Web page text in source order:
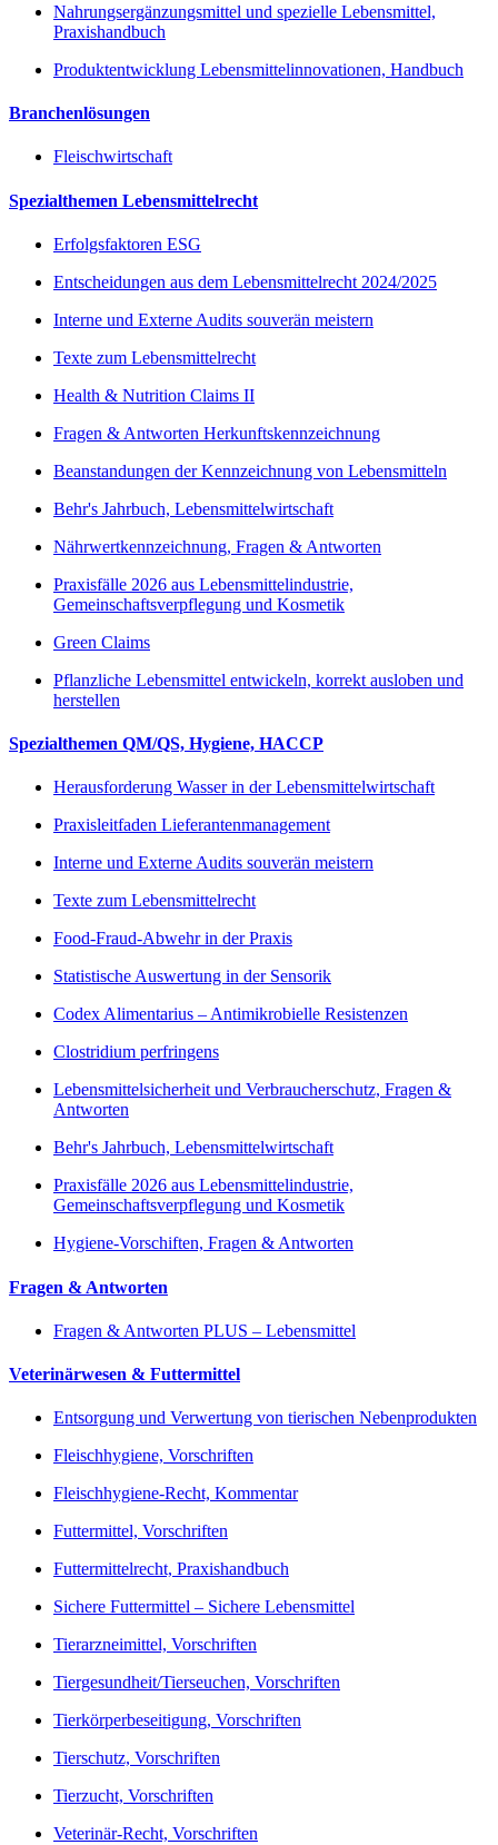
Nahrungsergänzungsmittel und spezielle Lebensmittel,
Praxishandbuch
Produktentwicklung Lebensmittelinnovationen, Handbuch
Branchenlösungen
Fleischwirtschaft
Spezialthemen Lebensmittelrecht
Erfolgsfaktoren ESG
Entscheidungen aus dem Lebensmittelrecht 2024/2025
Interne und Externe Audits souverän meistern
Texte zum Lebensmittelrecht
Health & Nutrition Claims II
Fragen & Antworten Herkunftskennzeichnung
Beanstandungen der Kennzeichnung von Lebensmitteln
Behr's Jahrbuch, Lebensmittelwirtschaft
Nährwertkennzeichnung, Fragen & Antworten
Praxisfälle 2026 aus Lebensmittelindustrie,
Gemeinschaftsverpflegung und Kosmetik
Green Claims
Pflanzliche Lebensmittel entwickeln, korrekt ausloben und
herstellen
Spezialthemen QM/QS, Hygiene, HACCP
Herausforderung Wasser in der Lebensmittelwirtschaft
Praxisleitfaden Lieferantenmanagement
Interne und Externe Audits souverän meistern
Texte zum Lebensmittelrecht
Food-Fraud-Abwehr in der Praxis
Statistische Auswertung in der Sensorik
Codex Alimentarius – Antimikrobielle Resistenzen
Clostridium perfringens
Lebensmittelsicherheit und Verbraucherschutz, Fragen &
Antworten
Behr's Jahrbuch, Lebensmittelwirtschaft
Praxisfälle 2026 aus Lebensmittelindustrie,
Gemeinschaftsverpflegung und Kosmetik
Hygiene-Vorschiften, Fragen & Antworten
Fragen & Antworten
Fragen & Antworten PLUS – Lebensmittel
Veterinärwesen & Futtermittel
Entsorgung und Verwertung von tierischen Nebenprodukten
Fleischhygiene, Vorschriften
Fleischhygiene-Recht, Kommentar
Futtermittel, Vorschriften
Futtermittelrecht, Praxishandbuch
Sichere Futtermittel – Sichere Lebensmittel
Tierarzneimittel, Vorschriften
Tiergesundheit/Tierseuchen, Vorschriften
Tierkörperbeseitigung, Vorschriften
Tierschutz, Vorschriften
Tierzucht, Vorschriften
Veterinär-Recht, Vorschriften